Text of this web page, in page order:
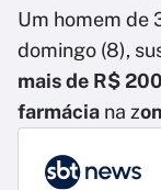
Um homem de
domingo (8),
mais de R$
farmácia na z